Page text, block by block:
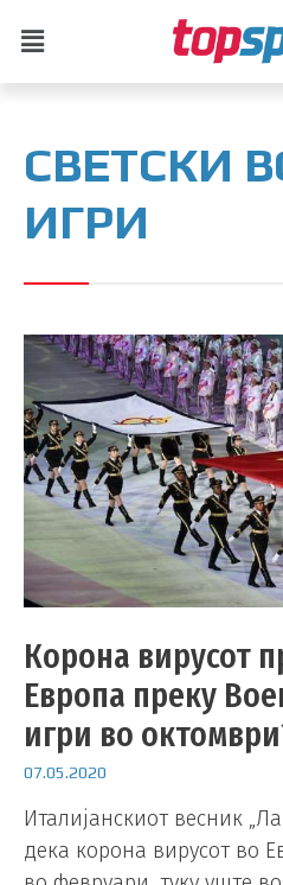
СВЕТСКИ
ИГРИ
Корона вирусот
Европа преку
игри во
07.05.2020
Италијанскиот весник
дека корона вирусот во